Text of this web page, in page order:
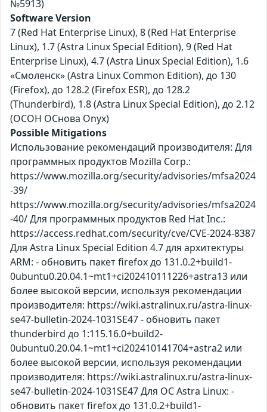
№5913)
Software Version
7 (Red Hat Enterprise Linux), 8 (Red Hat Enterprise
Linux), 1.7 (Astra Linux Special Edition), 9 (Red Hat
Enterprise Linux), 4.7 (Astra Linux Special Edition), 1.6
«Смоленск» (Astra Linux Common Edition), до 130
(Firefox), до 128.2 (Firefox ESR), до 128.2
(Thunderbird), 1.8 (Astra Linux Special Edition), до 2.12
(ОСОН ОСнова Оnyx)
Possible Mitigations
Использование рекомендаций производителя: Для
программных продуктов Mozilla Corp.:
https://www.mozilla.org/security/advisories/mfsa2024
-39/
https://www.mozilla.org/security/advisories/mfsa2024
-40/ Для программных продуктов Red Hat Inc.:
https://access.redhat.com/security/cve/CVE-2024-8387
Для Astra Linux Special Edition 4.7 для архитектуры
ARM: - обновить пакет firefox до 131.0.2+build1-
0ubuntu0.20.04.1~mt1+ci202410111226+astra13 или
более высокой версии, используя рекомендации
производителя: https://wiki.astralinux.ru/astra-linux-
se47-bulletin-2024-1031SE47 - обновить пакет
thunderbird до 1:115.16.0+build2-
0ubuntu0.20.04.1~mt1+ci202410141704+astra2 или
более высокой версии, используя рекомендации
производителя: https://wiki.astralinux.ru/astra-linux-
se47-bulletin-2024-1031SE47 Для ОС Astra Linux: -
обновить пакет firefox до 131.0.2+build1-